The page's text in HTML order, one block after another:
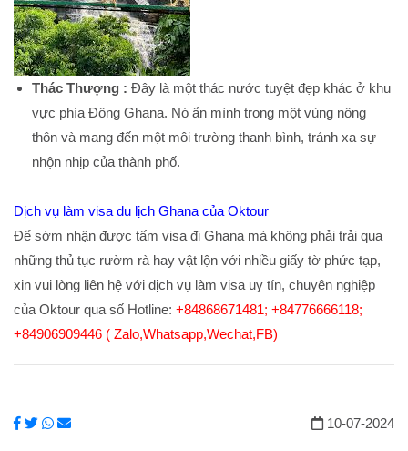
Thác Thượng : Đây là một thác nước tuyệt đẹp khác ở khu
vực phía Đông Ghana. Nó ẩn mình trong một vùng nông
thôn và mang đến một môi trường thanh bình, tránh xa sự
nhộn nhịp của thành phố.
Dịch vụ làm visa du lịch Ghana của Oktour
Để sớm nhận được tấm visa đi Ghana mà không phải trải qua
những thủ tục rườm rà hay vật lộn với nhiều giấy tờ phức tạp,
xin vui lòng liên hệ với dịch vụ làm visa uy tín, chuyên nghiệp
của Oktour qua số Hotline: +84868671481; +84776666118;
+84906909446 ( Zalo,Whatsapp,Wechat,FB)
10-07-2024